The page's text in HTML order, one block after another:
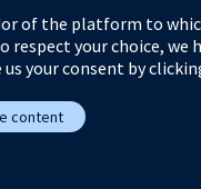
of the platform to
your choice, we
your consent by
content